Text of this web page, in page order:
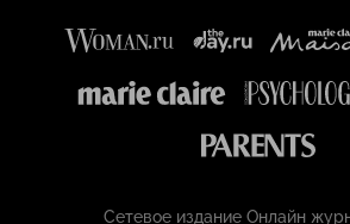
Сетевое издание Онлайн